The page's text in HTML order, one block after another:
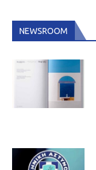
NEWSROOM